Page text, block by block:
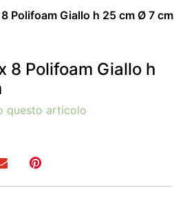
Polifoam Giallo h 25 cm Ø 7 cm
8 Polifoam Giallo h
questo articolo